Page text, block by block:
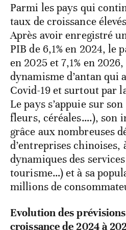
Parmi les pays qui
taux de croissance
Après avoir enregistré
PIB de 6,1% en 2024, le
en 2025 et 7,1% en
dynamisme d’antan qui
Covid-19 et surtout par
Le pays s’appuie sur
fleurs, céréales….), son
grâce aux nombreuses
d’entreprises chinoises,
dynamiques des
tourisme…) et à sa
millions de
Evolution des
croissance de 2024 à